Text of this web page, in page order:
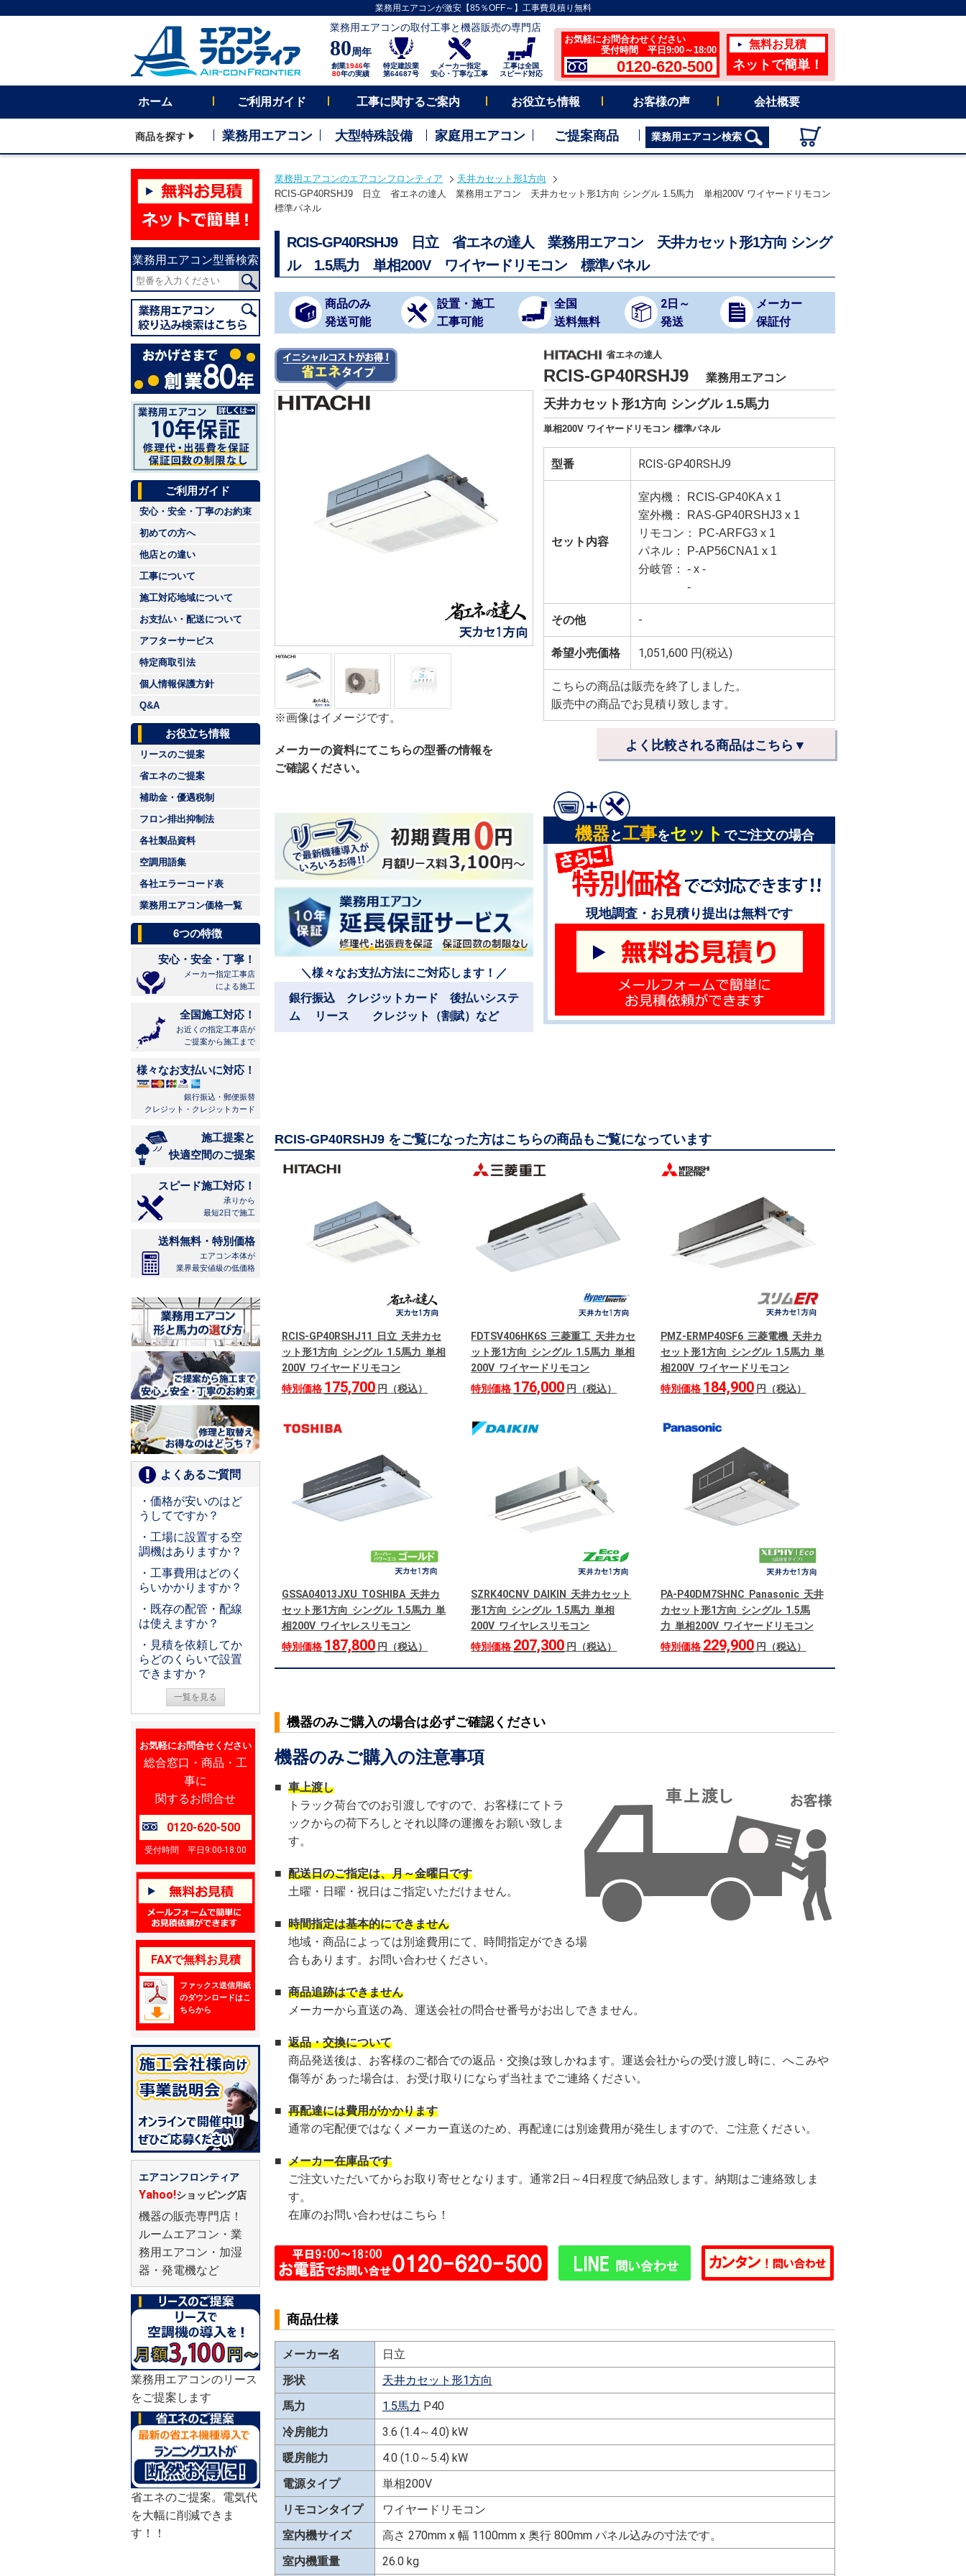
業務用エアコンが激安【85％OFF～】工事費見積り無料
業務用エアコンの取付工事と機器販売の専門店
80周年
創業1946年
80年の実績
特定建設業
第64687号
メーカー指定
安心・丁寧な工事
工事は全国
スピード対応
お気軽にお問合わせください
受付時間 平日9:00～18:00
0120-620-500
無料お見積
ネットで簡単！
ホーム ご利用ガイド 工事に関するご案内 お役立ち情報 お客様の声 会社概要
商品を探す 業務用エアコン 大型特殊設備 家庭用エアコン ご提案商品 業務用エアコン検索
業務用エアコン型番検索
ご利用ガイド
安心・安全・丁寧のお約束
初めての方へ
他店との違い
工事について
施工対応地域について
お支払い・配送について
アフターサービス
特定商取引法
個人情報保護方針
Q&A
お役立ち情報
リースのご提案
省エネのご提案
補助金・優遇税制
フロン排出抑制法
各社製品資料
空調用語集
各社エラーコード表
業務用エアコン価格一覧
6つの特徴
安心・安全・丁寧！
メーカー指定工事店
による施工
全国施工対応！
お近くの指定工事店が
ご提案から施工まで
様々なお支払いに対応！
銀行振込・郵便振替
クレジット・クレジットカード
施工提案と
快適空間のご提案
スピード施工対応！
承りから
最短2日で施工
送料無料・特別価格
エアコン本体が
業界最安値級の低価格
よくあるご質問
・価格が安いのはど
うしてですか？
・工場に設置する空
調機はありますか？
・工事費用はどのく
らいかかりますか？
・既存の配管・配線
は使えますか？
・見積を依頼してか
らどのくらいで設置
できますか？
一覧を見る
お気軽にお問合せください
総合窓口・商品・工
事に
関するお問合せ
0120-620-500
受付時間 平日9:00-18:00
FAXで無料お見積
ファックス送信用紙
のダウンロードはこ
ちらから
エアコンフロンティア
Yahoo!ショッピング店
機器の販売専門店！
ルームエアコン・業
務用エアコン・加湿
器・発電機など
業務用エアコンのリース
をご提案します
省エネのご提案。電気代
を大幅に削減できま
す！！
業務用エアコンのエアコンフロンティア
天井カセット形1方向
RCIS-GP40RSHJ9 日立 省エネの達人 業務用エアコン 天井カセット形1方向 シングル 1.5馬力 単相200V ワイヤードリモコン
標準パネル
RCIS-GP40RSHJ9 日立 省エネの達人 業務用エアコン 天井カセット形1方向 シング
ル 1.5馬力 単相200V ワイヤードリモコン 標準パネル
商品のみ
発送可能
設置・施工
工事可能
全国
送料無料
2日～
発送
メーカー
保証付
※画像はイメージです。
メーカーの資料にてこちらの型番の情報を
ご確認ください。
省エネの達人
RCIS-GP40RSHJ9 業務用エアコン
天井カセット形1方向 シングル 1.5馬力
単相200V ワイヤードリモコン 標準パネル
型番 RCIS-GP40RSHJ9
セット内容
室内機： RCIS-GP40KA x 1
室外機： RAS-GP40RSHJ3 x 1
リモコン： PC-ARFG3 x 1
パネル： P-AP56CNA1 x 1
分岐管： - x -
-
その他 -
希望小売価格 1,051,600 円(税込)
こちらの商品は販売を終了しました。
販売中の商品でお見積り致します。
よく比較される商品はこちら▼
＼様々なお支払方法にご対応します！／
銀行振込 クレジットカード 後払いシステ
ム リース クレジット（割賦）など
機器と工事をセット でご注文の場合
現地調査・お見積り提出は無料です
RCIS-GP40RSHJ9 をご覧になった方はこちらの商品もご覧になっています
RCIS-GP40RSHJ11 日立 天井カセ
ット形1方向 シングル 1.5馬力 単相
200V ワイヤードリモコン
特別価格 175,700 円（税込）
FDTSV406HK6S 三菱重工 天井カセ
ット形1方向 シングル 1.5馬力 単相
200V ワイヤードリモコン
特別価格 176,000 円（税込）
PMZ-ERMP40SF6 三菱電機 天井カ
セット形1方向 シングル 1.5馬力 単
相200V ワイヤードリモコン
特別価格 184,900円（税込）
GSSA04013JXU TOSHIBA 天井カ
セット形1方向 シングル 1.5馬力 単
相200V ワイヤレスリモコン
特別価格 187,800 円（税込）
SZRK40CNV DAIKIN 天井カセット
形1方向 シングル 1.5馬力 単相
200V ワイヤレスリモコン
特別価格 207,300 円（税込）
PA-P40DM7SHNC Panasonic 天井
カセット形1方向 シングル 1.5馬
力 単相200V ワイヤードリモコン
特別価格 229,900円（税込）
機器のみご購入の場合は必ずご確認ください
機器のみご購入の注意事項
■ 車上渡し
トラック荷台でのお引渡しですので、お客様にてトラ
ックからの荷下ろしとそれ以降の運搬をお願い致しま
す。
■ 配送日のご指定は、月～金曜日です
土曜・日曜・祝日はご指定いただけません。
■ 時間指定は基本的にできません
地域・商品によっては別途費用にて、時間指定ができる場
合もあります。お問い合わせください。
■ 商品追跡はできません
メーカーから直送の為、運送会社の問合せ番号がお出しできません。
■ 返品・交換について
商品発送後は、お客様のご都合での返品・交換は致しかねます。運送会社からの受け渡し時に、へこみや
傷等が あった場合は、お受け取りにならず当社までご連絡ください。
■ 再配達には費用がかかります
通常の宅配便ではなくメーカー直送のため、再配達には別途費用が発生しますので、ご注意ください。
■ メーカー在庫品です
ご注文いただいてからお取り寄せとなります。通常2日～4日程度で納品致します。納期はご連絡致しま
す。
在庫のお問い合わせはこちら！
商品仕様
メーカー名
日立
形状
天井カセット形1方向
馬力
1.5馬力 P40
冷房能力
3.6 (1.4～4.0) kW
暖房能力
4.0 (1.0～5.4) kW
電源タイプ
単相200V
リモコンタイプ
ワイヤードリモコン
室内機サイズ
高さ 270mm x 幅 1100mm x 奥行 800mm パネル込みの寸法です。
室内機重量
26.0 kg